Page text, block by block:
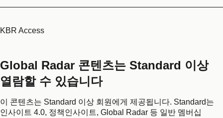
KBR Access
Global Radar 콘텐츠는 Standard 이상
열람할 수 있습니다
이 콘텐츠는 Standard 이상 회원에게 제공됩니다. Standard는
인사이트 4.0, 정책인사이트, Global Radar 등 일반 멤버십